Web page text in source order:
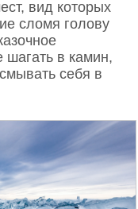
вид которых
сломя голову
шагать в камин,
себя в